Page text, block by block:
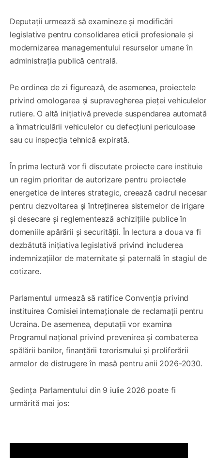
Deputații urmează să examineze și modificări
legislative pentru consolidarea eticii profesionale și
modernizarea managementului resurselor umane în
administrația publică centrală.
Pe ordinea de zi figurează, de asemenea, proiectele
privind omologarea și supravegherea pieței vehiculelor
rutiere. O altă inițiativă prevede suspendarea automată
a înmatriculării vehiculelor cu defecțiuni periculoase
sau cu inspecția tehnică expirată.
În prima lectură vor fi discutate proiecte care instituie
un regim prioritar de autorizare pentru proiectele
energetice de interes strategic, creează cadrul necesar
pentru dezvoltarea și întreținerea sistemelor de irigare
și desecare și reglementează achizițiile publice în
domeniile apărării și securității. În lectura a doua va fi
dezbătută inițiativa legislativă privind includerea
indemnizațiilor de maternitate și paternală în stagiul de
cotizare.
Parlamentul urmează să ratifice Convenția privind
instituirea Comisiei internaționale de reclamații pentru
Ucraina. De asemenea, deputații vor examina
Programul național privind prevenirea și combaterea
spălării banilor, finanțării terorismului și proliferării
armelor de distrugere în masă pentru anii 2026-2030.
Ședința Parlamentului din 9 iulie 2026 poate fi
urmărită mai jos: